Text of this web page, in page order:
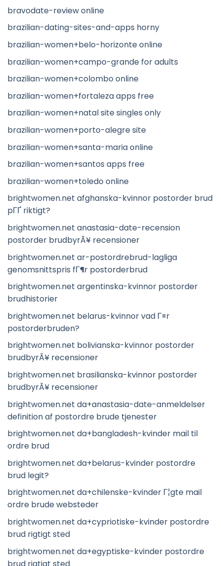
bravodate-review online
brazilian-dating-sites-and-apps horny
brazilian-women+belo-horizonte online
brazilian-women+campo-grande for adults
brazilian-women+colombo online
brazilian-women+fortaleza apps free
brazilian-women+natal site singles only
brazilian-women+porto-alegre site
brazilian-women+santa-maria online
brazilian-women+santos apps free
brazilian-women+toledo online
brightwomen.net afghanska-kvinnor postorder brud
pГҐ riktigt?
brightwomen.net anastasia-date-recension
postorder brudbyrÃ¥ recensioner
brightwomen.net ar-postordrebrud-lagliga
genomsnittspris fГ¶r postorderbrud
brightwomen.net argentinska-kvinnor postorder
brudhistorier
brightwomen.net belarus-kvinnor vad Г¤r
postorderbruden?
brightwomen.net bolivianska-kvinnor postorder
brudbyrÃ¥ recensioner
brightwomen.net brasilianska-kvinnor postorder
brudbyrÃ¥ recensioner
brightwomen.net da+anastasia-date-anmeldelser
definition af postordre brude tjenester
brightwomen.net da+bangladesh-kvinder mail til
ordre brud
brightwomen.net da+belarus-kvinder postordre
brud legit?
brightwomen.net da+chilenske-kvinder Г¦gte mail
ordre brude websteder
brightwomen.net da+cypriotiske-kvinder postordre
brud rigtigt sted
brightwomen.net da+egyptiske-kvinder postordre
brud rigtigt sted